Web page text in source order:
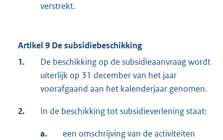
verstrekt.
Artikel 9 De subsidiebeschikking
1.
De beschikking op de subsidieaanvraag wordt
uiterlijk op 31 december van het jaar
voorafgaand aan het kalenderjaar genomen.
2. In de beschikking tot subsidieverlening staat:
a.
een omschrijving van de activiteiten